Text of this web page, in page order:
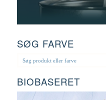
SØG FARVE
BIOBASERET